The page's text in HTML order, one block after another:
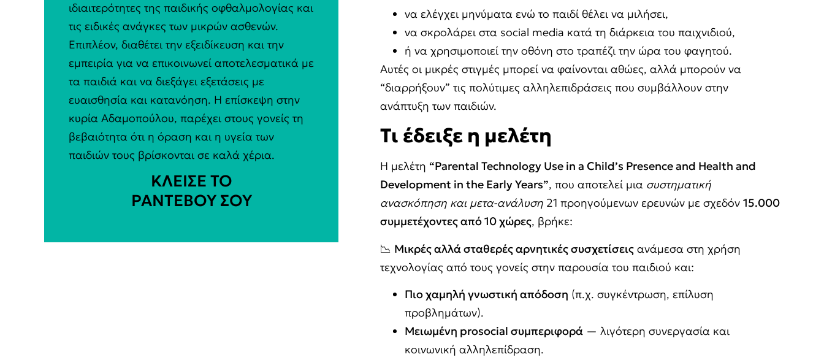
ιδιαιτερότητες της παιδικής οφθαλμολογίας και
τις ειδικές ανάγκες των μικρών ασθενών.
Επιπλέον, διαθέτει την εξειδίκευση και την
εμπειρία για να επικοινωνεί αποτελεσματικά με
τα παιδιά και να διεξάγει εξετάσεις με
ευαισθησία και κατανόηση. Η επίσκεψη στην
κυρία Αδαμοπούλου, παρέχει στους γονείς τη
βεβαιότητα ότι η όραση και η υγεία των
παιδιών τους βρίσκονται σε καλά χέρια.
ΚΛΕΙΣΕ ΤΟ
ΡΑΝΤΕΒΟΥ ΣΟΥ​
να ελέγχει μηνύματα ενώ το παιδί θέλει να μιλήσει,
να σκρολάρει στα social media κατά τη διάρκεια του παιχνιδιού,
ή να χρησιμοποιεί την οθόνη στο τραπέζι την ώρα του φαγητού.
Αυτές οι μικρές στιγμές μπορεί να φαίνονται αθώες, αλλά μπορούν να
“διαρρήξουν” τις πολύτιμες αλληλεπιδράσεις που συμβάλλουν στην
ανάπτυξη των παιδιών.
Τι έδειξε η μελέτη
Η μελέτη “Parental Technology Use in a Child’s Presence and Health and
Development in the Early Years”, που αποτελεί μια συστηματική
ανασκόπηση και μετα-ανάλυση 21 προηγούμενων ερευνών με σχεδόν 15.000
συμμετέχοντες από 10 χώρες, βρήκε:
📉 Μικρές αλλά σταθερές αρνητικές συσχετίσεις ανάμεσα στη χρήση
τεχνολογίας από τους γονείς στην παρουσία του παιδιού και:
Πιο χαμηλή γνωστική απόδοση (π.χ. συγκέντρωση, επίλυση
προβλημάτων).
Μειωμένη prosocial συμπεριφορά — λιγότερη συνεργασία και
κοινωνική αλληλεπίδραση.